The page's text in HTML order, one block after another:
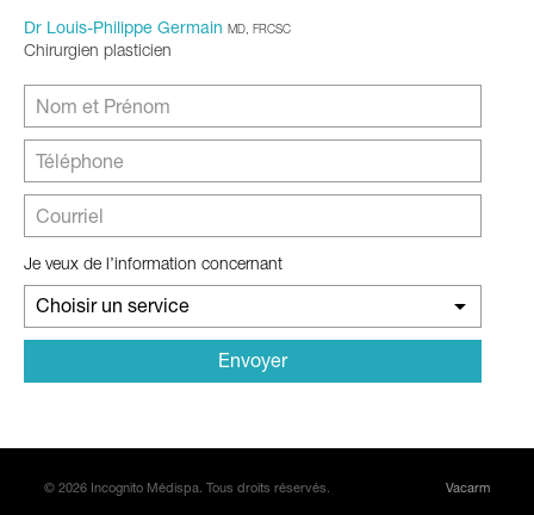
Dr Louis-Philippe Germain MD, FRCSC
Chirurgien plasticien
Je veux de l’information concernant
Choisir un service
© 2026 Incognito Médispa. Tous droits réservés. Vacarm